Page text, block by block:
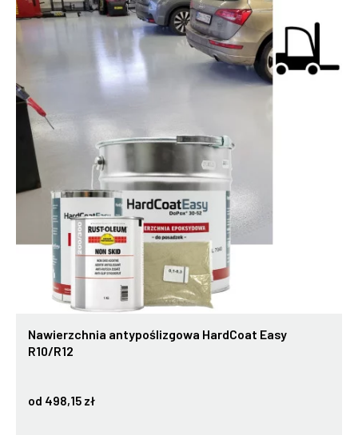
Nawierzchnia antypoślizgowa HardCoat Easy
R10/R12
od 498,15 zł